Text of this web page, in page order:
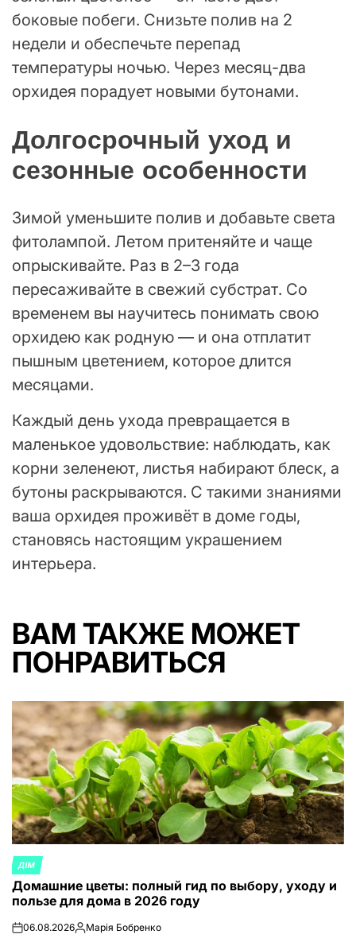
боковые побеги. Снизьте полив на 2
недели и обеспечьте перепад
температуры ночью. Через месяц-два
орхидея порадует новыми бутонами.
Долгосрочный уход и
сезонные особенности
Зимой уменьшите полив и добавьте света
фитолампой. Летом притеняйте и чаще
опрыскивайте. Раз в 2–3 года
пересаживайте в свежий субстрат. Со
временем вы научитесь понимать свою
орхидею как родную — и она отплатит
пышным цветением, которое длится
месяцами.
Каждый день ухода превращается в
маленькое удовольствие: наблюдать, как
корни зеленеют, листья набирают блеск, а
бутоны раскрываются. С такими знаниями
ваша орхидея проживёт в доме годы,
становясь настоящим украшением
интерьера.
ВАМ ТАКЖЕ МОЖЕТ
ПОНРАВИТЬСЯ
ОПУБЛИКОВАНО
В
ДІМ
Домашние цветы: полный гид по выбору, уходу и
пользе для дома в 2026 году
on06.08.2026Запись
Марія Бобренко